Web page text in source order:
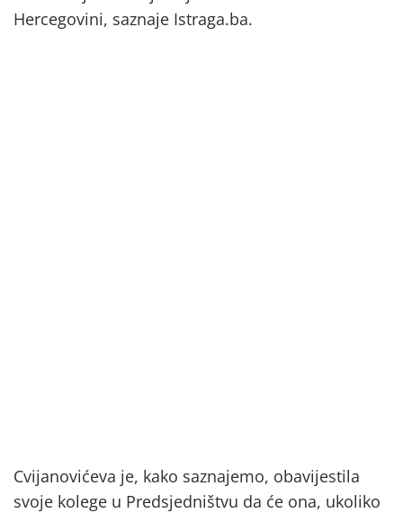
Hercegovini, saznaje Istraga.ba.
Cvijanovićeva je, kako saznajemo, obavijestila
svoje kolege u Predsjedništvu da će ona, ukoliko